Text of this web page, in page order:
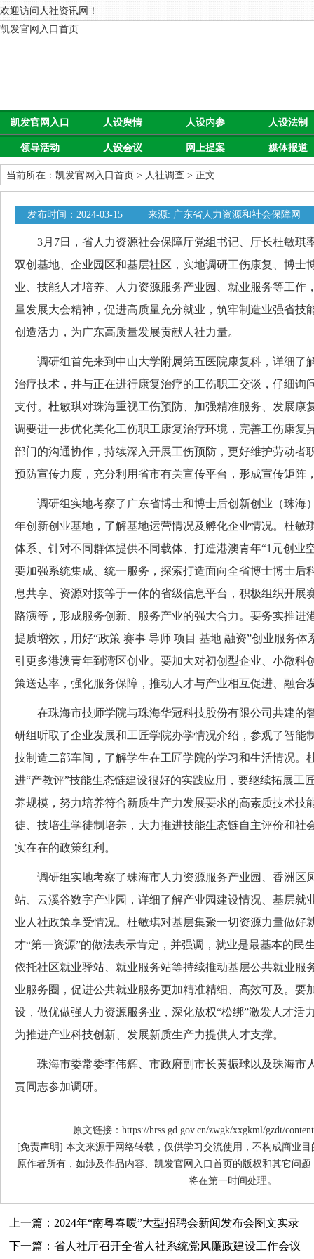
欢迎访问人社资讯网！
凯发官网入口首页
凯发官网入口
首页
人设舆情 人设内参 人设法制
领导活动 人设会议 网上提案 媒体报道
当前所在： 凯发官网入口首页 > 人社调查 > 正文
发布时间：2024-03-15 来源: 广东省人力资源和社会保障网
3月7日，省人力资源社会保障厅党组书记、厅长杜敏琪
双创基地、企业园区和基层社区，实地调研工伤康复、博士
业、技能人才培养、人力资源服务产业园、就业服务等工作
量发展大会精神，促进高质量充分就业，筑牢制造业强省技
创造活力，为广东高质量发展贡献人社力量。
调研组首先来到中山大学附属第五医院康复科，详细了
治疗技术，并与正在进行康复治疗的工伤职工交谈，仔细询
支付。杜敏琪对珠海重视工伤预防、加强精准服务、发展康
调要进一步优化美化工伤职工康复治疗环境，完善工伤康复
部门的沟通协作，持续深入开展工伤预防，更好维护劳动者
预防宣传力度，充分利用省市有关宣传平台，形成宣传矩阵
调研组实地考察了广东省博士和博士后创新创业（珠海
年创新创业基地，了解基地运营情况及孵化企业情况。杜敏
体系、针对不同群体提供不同载体、打造港澳青年“1元创业
要加强系统集成、统一服务，探索打造面向全省博士博士后
息共享、资源对接等于一体的省级信息平台，积极组织开展
路演等，形成服务创新、服务产业的强大合力。要务实推进
提质增效，用好“政策 赛事 导师 项目 基地 融资”创业服务
引更多港澳青年到湾区创业。要加大对初创型企业、小微科
策送达率，强化服务保障，推动人才与产业相互促进、融合
在珠海市技师学院与珠海华冠科技股份有限公司共建的
研组听取了企业发展和工匠学院办学情况介绍，参观了智能
技制造二部车间，了解学生在工匠学院的学习和生活情况。
进“产教评”技能生态链建设很好的实践应用，要继续拓展工
养规模，努力培养符合新质生产力发展要求的高素质技术技
徒、技培生学徒制培养，大力推进技能生态链自主评价和社
实在在的政策红利。
调研组实地考察了珠海市人力资源服务产业园、香洲区
站、云溪谷数字产业园，详细了解产业园建设情况、基层就
业人社政策享受情况。杜敏琪对基层集聚一切资源力量做好
才“第一资源”的做法表示肯定，并强调，就业是最基本的民
依托社区就业驿站、就业服务站等持续推动基层公共就业服
业服务圈，促进公共就业服务更加精准精细、高效可及。要
设，做优做强人力资源服务业，深化放权“松绑”激发人才活
为推进产业科技创新、发展新质生产力提供人才支撑。
珠海市委常委李伟辉、市政府副市长黄振球以及珠海市
责同志参加调研。
原文链接：https://hrss.gd.gov.cn/zwgk/xxgkml/gzdt/
[免责声明] 本文来源于网络转载，仅供学习交流使用，不构成商业
原作者所有，如涉及作品内容、凯发官网入口首页的版权和其它问
将在第一时间处理。
上一篇：2024年“南粤春暖”大型招聘会新闻发布会图文实录
下一篇：省人社厅召开全省人社系统党风廉政建设工作会议